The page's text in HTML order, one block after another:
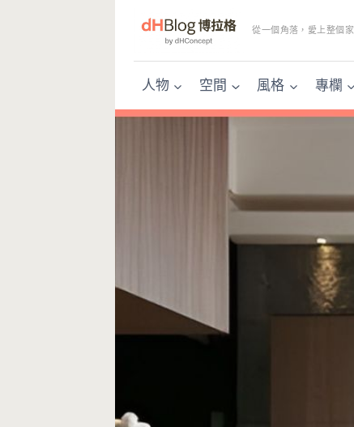
從一個角落，愛上整個家
人物 空間 風格 專欄